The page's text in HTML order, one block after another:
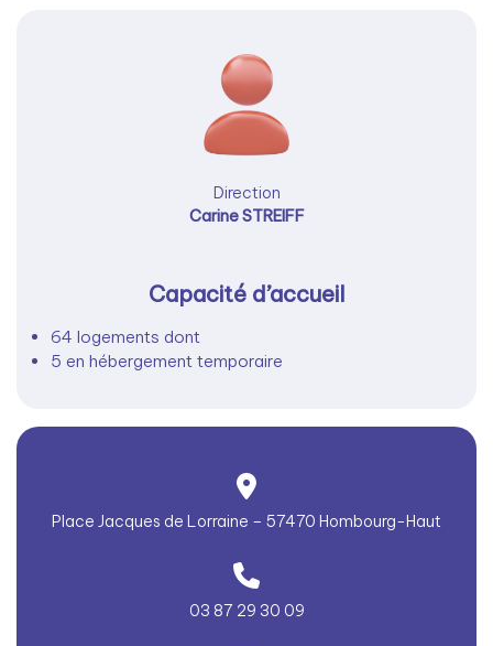
Direction
Carine STREIFF
Capacité d’accueil
64 logements dont
5 en hébergement temporaire
Place Jacques de Lorraine – 57470 Hombourg-Haut
03 87 29 30 09